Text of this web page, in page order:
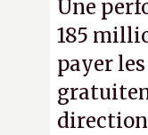
Une
185
payer